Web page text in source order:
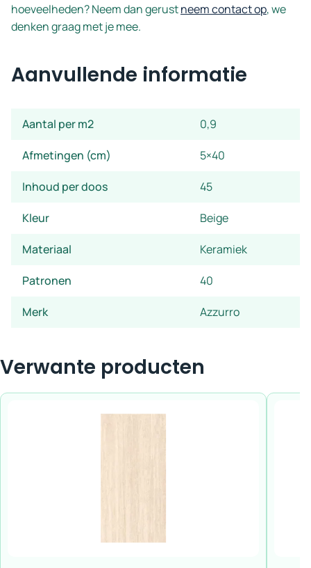
hoeveelheden? Neem dan gerustneem contact op, we
denken graag met je mee.
Aanvullende informatie
Aantal per m2 0,9
Afmetingen (cm) 5×40
Inhoud per doos 45
Kleur Beige
Materiaal Keramiek
Patronen 40
Merk Azzurro
Verwante producten